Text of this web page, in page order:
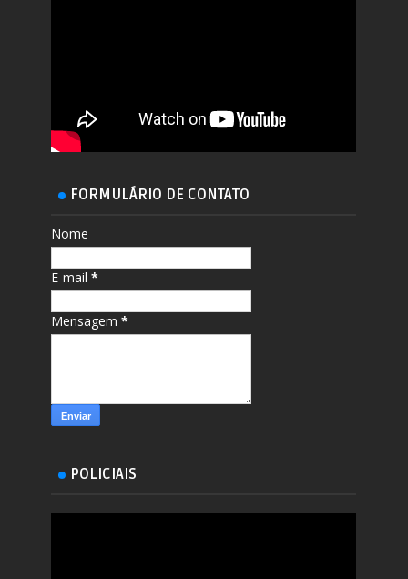
FORMULÁRIO DE CONTATO
Nome
E-mail*
Mensagem*
POLICIAIS